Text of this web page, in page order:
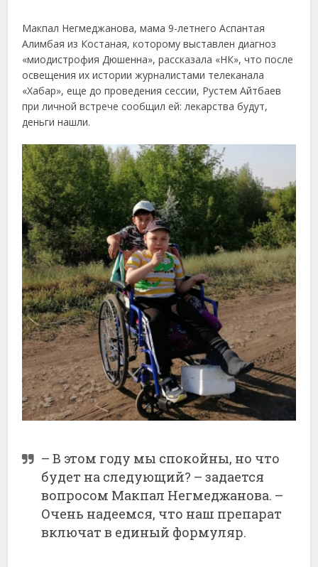
Макпал Негмеджанова, мама 9-летнего Аспантая
Алимбая из Костаная, которому выставлен диагноз
«миодистрофия Дюшенна», рассказала «НК», что после
освещения их истории журналистами телеканала
«Хабар», еще до проведения сессии, Рустем Айтбаев
при личной встрече сообщил ей: лекарства будут,
деньги нашли.
– В этом году мы спокойны, но что
будет на следующий? – задается
вопросом Макпал Негмеджанова. –
Очень надеемся, что наш препарат
включат в единый формуляр.